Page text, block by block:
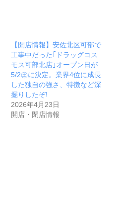
【開店情報】安佐北区可部で
工事中だった｢ドラッグコス
モス可部北店｣オープン日が
5/2㊏に決定。業界4位に成長
した独自の強さ、特徴など深
掘りしたぞ!
2026年4月23日
開店・閉店情報